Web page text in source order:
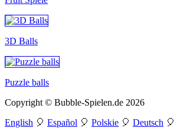
3D Balls
Puzzle balls
Copyright © Bubble-Spielen.de 2026
English 🎈 Español 🎈 Polskie 🎈 Deutsch 🎈